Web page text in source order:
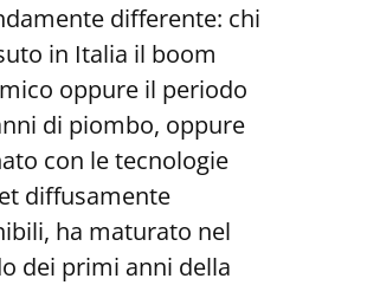
differente: chi
in Italia il boom
oppure il periodo
di piombo, oppure
con le tecnologie
diffusamente
ha maturato nel
dei primi anni della